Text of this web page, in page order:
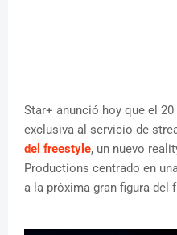
Star+ anunció hoy que el
exclusiva al servicio de
del freestyle, un nuevo
Productions centrado en
a la próxima gran figura del